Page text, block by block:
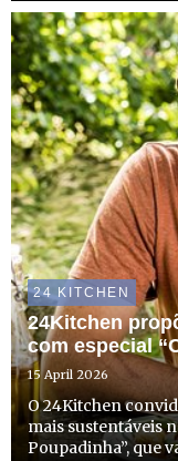
criatividade e estilo
24 KITCHEN
24Kitchen
com especial
15 April 2026
O 24Kitchen
mais sustentáveis
Poupadinha”, que